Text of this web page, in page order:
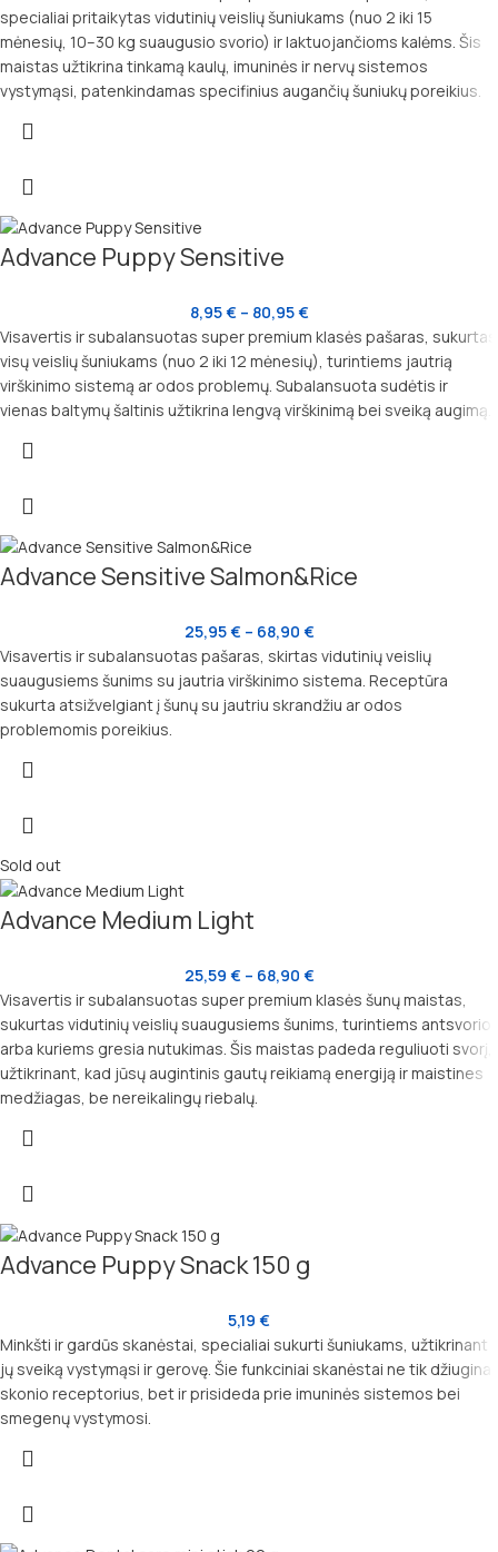
specialiai pritaikytas vidutinių veislių šuniukams (nuo 2 iki 15
mėnesių, 10–30 kg suaugusio svorio) ir laktuojančioms kalėms. Šis
maistas užtikrina tinkamą kaulų, imuninės ir nervų sistemos
vystymąsi, patenkindamas specifinius augančių šuniukų poreikius.
Advance Puppy Sensitive
8,95€ – 80,95€
Visavertis ir subalansuotas super premium klasės pašaras, sukurtas
visų veislių šuniukams (nuo 2 iki 12 mėnesių), turintiems jautrią
virškinimo sistemą ar odos problemų. Subalansuota sudėtis ir
vienas baltymų šaltinis užtikrina lengvą virškinimą bei sveiką augimą.
Advance Sensitive Salmon&Rice
25,95€ – 68,90 €
Visavertis ir subalansuotas pašaras, skirtas vidutinių veislių
suaugusiems šunims su jautria virškinimo sistema. Receptūra
sukurta atsižvelgiant į šunų su jautriu skrandžiu ar odos
problemomis poreikius.
Sold out
Advance Medium Light
25,59 € – 68,90 €
Visavertis ir subalansuotas super premium klasės šunų maistas,
sukurtas vidutinių veislių suaugusiems šunims, turintiems antsvorio
arba kuriems gresia nutukimas. Šis maistas padeda reguliuoti svorį,
užtikrinant, kad jūsų augintinis gautų reikiamą energiją ir maistines
medžiagas, be nereikalingų riebalų.
Advance Puppy Snack 150 g
5,19 €
Minkšti ir gardūs skanėstai, specialiai sukurti šuniukams, užtikrinant
jų sveiką vystymąsi ir gerovę. Šie funkciniai skanėstai ne tik džiugina
skonio receptorius, bet ir prisideda prie imuninės sistemos bei
smegenų vystymosi.